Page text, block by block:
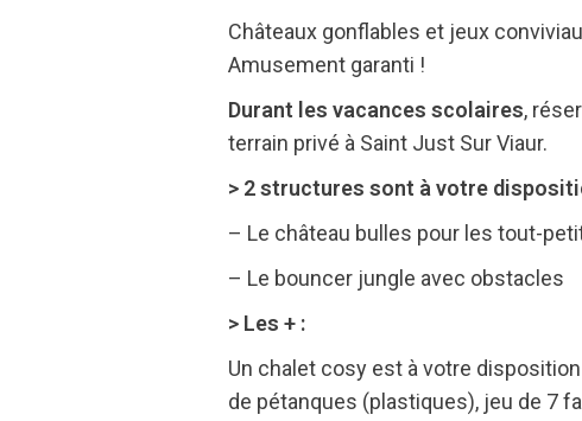
Châteaux gonflables et jeux
Amusement garanti !
Durant les vacances scolaires,
terrain privé à Saint Just Sur Viaur.
> 2 structures sont à votre
– Le château bulles pour les tout-
– Le bouncer jungle avec obstacles
> Les + :
Un chalet cosy est à votre
de pétanques (plastiques), jeu de 7